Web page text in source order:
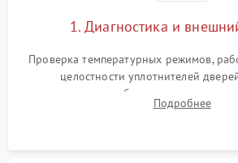
1. Диагностика и
Проверка температурных режимов,
целостности уплотнителей
сопротивления обмоток мотора,
считывание кодов ошибок с
Подробнее